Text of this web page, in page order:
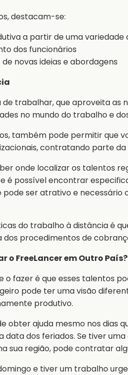
destacam-se:
a partir de uma variedade
dos funcionários
novas ideias e abordagens
trabalhar, que aproveita as
no mundo do trabalho e
também pode permitir que
contratando parte da
onde localizar os talentos
é possível encontrar
pode ser atrativo e
do trabalho à distância é
procedimentos de
o FreeLancer em Outro País?
o fazer é que esses talentos
pode ter uma visão
produtivo.
obter ajuda mesmo nos dias
data dos feriados. Se tiver
sua região, pode contratar
e tiver um trabalho